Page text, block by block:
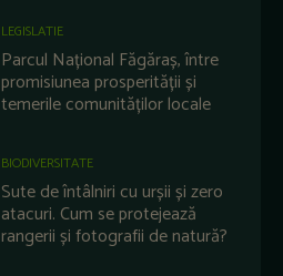
LEGISLATIE
Parcul Național Făgăraș, între
promisiunea prosperității și
temerile comunităților locale
BIODIVERSITATE
Sute de întâlniri cu urșii și zero
atacuri. Cum se protejează
rangerii și fotografii de natură?